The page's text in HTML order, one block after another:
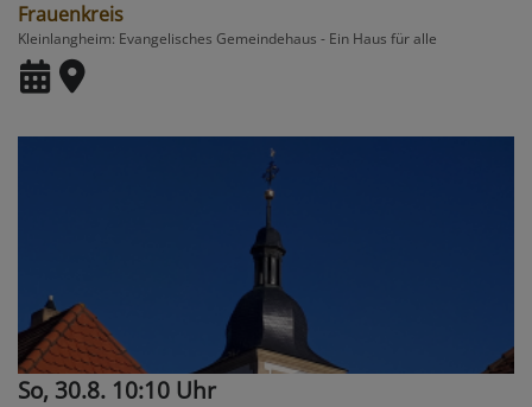
Frauenkreis
Kleinlangheim Evangelisches Gemeindehaus - Ein Haus für alle
So, 30.8. 10:10 Uhr